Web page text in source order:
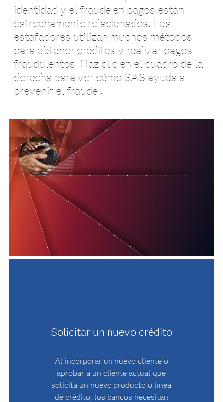
identidad y el fraude en pagos están
estrechamente relacionados. Los
estafadores utilizan muchos métodos
para obtener créditos y realizar pagos
fraudulentos. Haz clic en el cuadro de la
derecha para ver cómo SAS ayuda a
prevenir el fraude .
Solicitar un nuevo crédito
Al incorporar un nuevo cliente o
aprobar a un cliente actual que
solicita un nuevo producto o línea
de crédito, los bancos necesitan